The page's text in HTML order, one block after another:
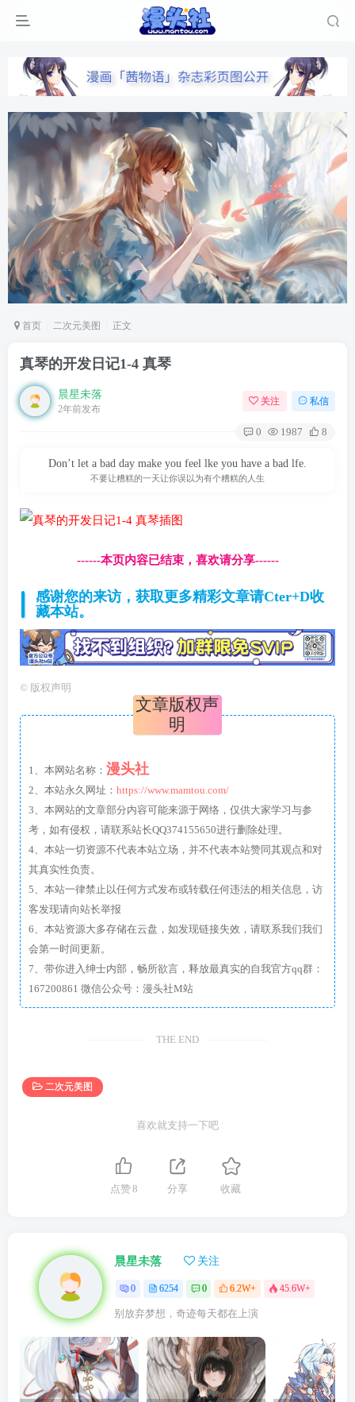
首页 二次元美图 正文
真琴的开发日记1-4 真琴
晨星未落
2年前发布
关注 私信
0 1987 8
Don’t let a bad day make you feel lke you have a bad lfe.
不要让糟糕的一天让你误以为有个糟糕的人生
------本页内容已结束，喜欢请分享------
感谢您的来访，获取更多精彩文章请Cter+D收
藏本站。
© 版权声明
文章版权声
明
1、本网站名称： 漫头社
2、本站永久网址： https://www.mamtou.com/
3、本网站的文章部分内容可能来源于网络，仅供大家学习与参
考，如有侵权，请联系站长QQ374155650进行删除处理。
4、本站一切资源不代表本站立场，并不代表本站赞同其观点和对
其真实性负责。
5、本站一律禁止以任何方式发布或转载任何违法的相关信息，访
客发现请向站长举报
6、本站资源大多存储在云盘，如发现链接失效，请联系我们我们
会第一时间更新。
7、带你进入绅士内部，畅所欲言，释放最真实的自我官方qq群：
167200861 微信公众号：漫头社M站
THE END
二次元美图
喜欢就支持一下吧
点赞8 分享 收藏
晨星未落 关注
0 6254 0 6.2W+ 45.6W+
别放弃梦想，奇迹每天都在上演